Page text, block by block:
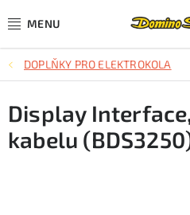
na
CYKLISTIKA
SJEZDOVÉ LYŽOVÁNÍ
SKIALPOVÉ LYŽOVÁNÍ
DOPLŇKY PRO ELEKTROKOLA
Display
kabelu